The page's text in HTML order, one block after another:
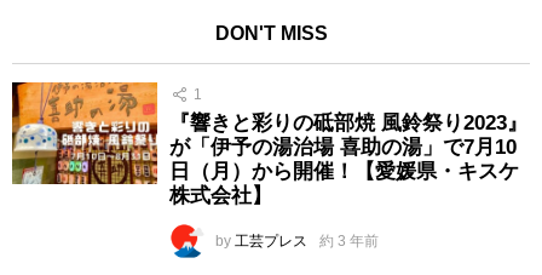
DON'T MISS
1
『響きと彩りの砥部焼 風鈴祭り2023』
が「伊予の湯治場 喜助の湯」で7月10
日（月）から開催！【愛媛県・キスケ
株式会社】
by 工芸プレス 約 3 年前